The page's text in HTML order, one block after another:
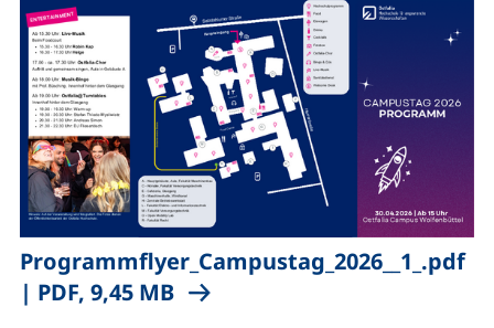
Programmflyer_Campustag_2026__1_.pdf,
| PDF, 9,45 MB(öffnet neues Fenster),